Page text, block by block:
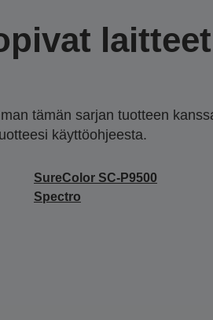
laitteet
tämän sarjan tuotteen
käyttöohjeesta.
SureColor SC-P9500
Spectro